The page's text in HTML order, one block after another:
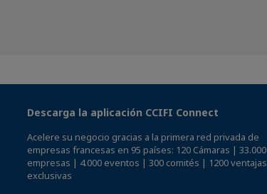
Descarga la aplicación CCIFI Connect
Acelere su negocio gracias a la primera red privada de
empresas francesas en 95 países: 120 Cámaras | 33.000
empresas | 4.000 eventos | 300 comités | 1200 ventajas
exclusivas